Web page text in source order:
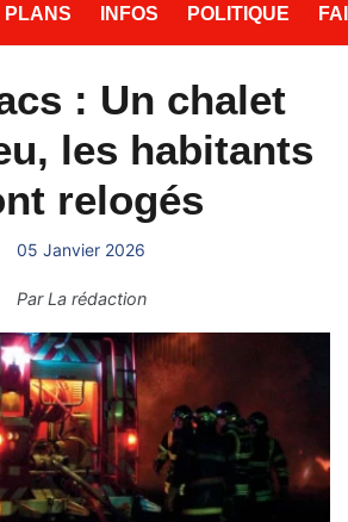
PLANS INFOS POLITIQUE
: Un chalet
les habitants
relogés
05 Janvier 2026
ParLa rédaction